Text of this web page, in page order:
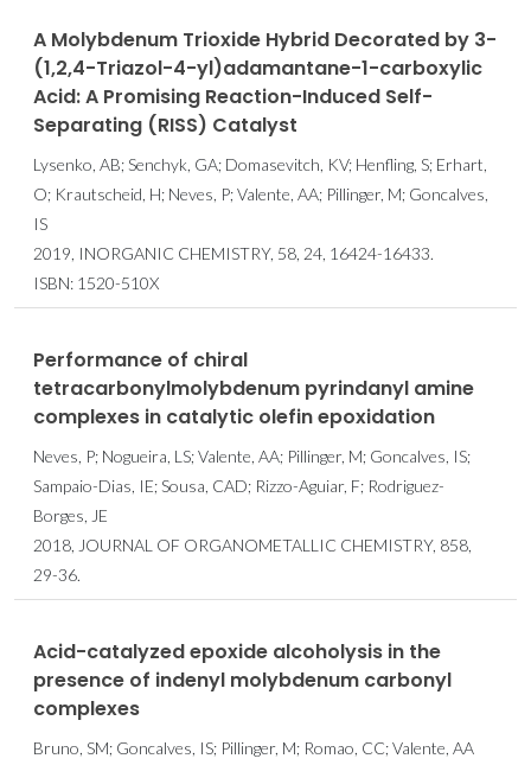
A Molybdenum Trioxide Hybrid Decorated by 3-
(1,2,4-Triazol-4-yl)adamantane-1-carboxylic
Acid: A Promising Reaction-Induced Self-
Separating (RISS) Catalyst
Lysenko, AB; Senchyk, GA; Domasevitch, KV; Henfling, S; Erhart,
O; Krautscheid, H; Neves, P; Valente, AA; Pillinger, M; Goncalves,
IS
2019, INORGANIC CHEMISTRY, 58, 24, 16424-16433.
ISBN: 1520-510X
Performance of chiral
tetracarbonylmolybdenum pyrindanyl amine
complexes in catalytic olefin epoxidation
Neves, P; Nogueira, LS; Valente, AA; Pillinger, M; Goncalves, IS;
Sampaio-Dias, IE; Sousa, CAD; Rizzo-Aguiar, F; Rodriguez-
Borges, JE
2018, JOURNAL OF ORGANOMETALLIC CHEMISTRY, 858,
29-36.
Acid-catalyzed epoxide alcoholysis in the
presence of indenyl molybdenum carbonyl
complexes
Bruno, SM; Goncalves, IS; Pillinger, M; Romao, CC; Valente, AA